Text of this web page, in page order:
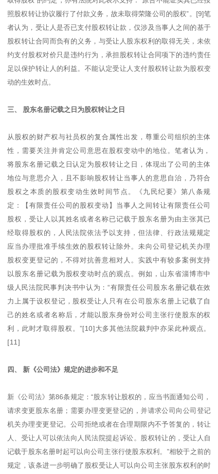
照股权转让协议履行了付款义务，故未取得荣隆公司的股权”。[9]笔
者认为，受让人是否已支付股权转让款，仅涉及当事人之间的基于
股权转让合同而负有的义务，与受让人股东权利的取得无关，未依
约支付股权对价只是违约行为，承担股权转让合同项下的违约责任
足以保护转让人的利益。不能认定受让人支付股权转让款为股权变
动的生效时点。
三、 股东名册记载之日为股权转让之日
从股权的财产权与社员权的复合属性出发，尊重公司组织的主体
性，需要关注并肯定公司意思在股权变动中的地位。笔者认为，
将股东名册记载之日认定为股权转让之日，体现出了公司的主体
地位与意思介入，且不影响股权转让当事人的意思自治，乃符合
股权之本质的股权变动生效时间节点。《九民纪要》第八条规
定：【有限责任公司的股权变动】当事人之间转让有限责任公司
股权，受让人以其姓名或者名称已记载于股东名册为由主张其已
经取得股权的，人民法院依法予以支持，但法律、行政法规规定
应当办理批准手续生效的股权转让除外。未向公司登记机关办理
股权变更登记的，不得对抗善意相对人。实践中有较多案例支持
以股东名册记载为股权变动时点的观点。例如，山东省淄博市中
级人民法院民事判决书中认为：“有限责任公司股东名册记载在效
力上属于设权登记，股权受让人只有在公司股东名册上记载了自
己的姓名或者名称后，才能以股东身份对公司主张行使股东的权
利，此时才取得股权。”[10]大多其他法院裁判中亦采此种观点。
[11]
四、 新《公司法》规定的进步和不足
新《公司法》第86条规定：“股东转让股权的，应当书面通知公司，
请求变更股东名册；需要办理变更登记的，并请求公司向公司登记
机关办理变更登记。公司拒绝或者在合理期限内不予答复的，转让
人、受让人可以依法向人民法院提起诉讼。股权转让的，受让人自
记载于股东名册时起可以向公司主张行使股东权利。”相较于之前的
规定，该条进一步明确了股权受让人可以向公司主张股东权利的时